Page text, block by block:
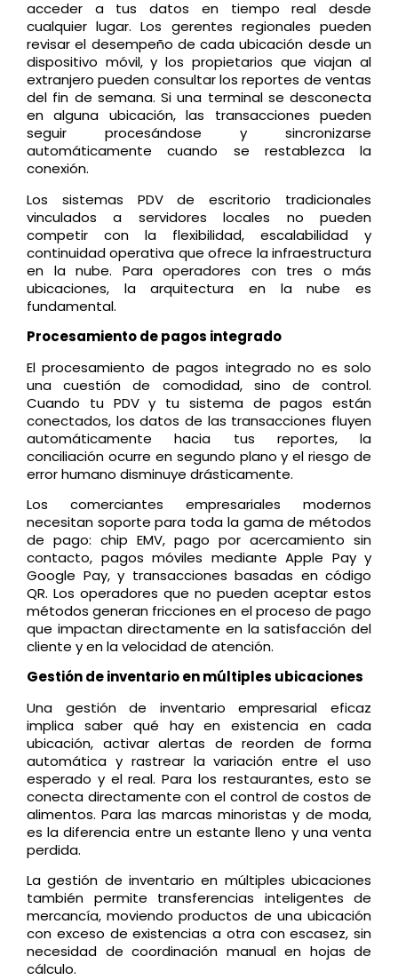
acceder a tus datos en tiempo real desde
cualquier lugar. Los gerentes regionales pueden
revisar el desempeño de cada ubicación desde un
dispositivo móvil, y los propietarios que viajan al
extranjero pueden consultar los reportes de ventas
del fin de semana. Si una terminal se desconecta
en alguna ubicación, las transacciones pueden
seguir procesándose y sincronizarse
automáticamente cuando se restablezca la
conexión.
Los sistemas PDV de escritorio tradicionales
vinculados a servidores locales no pueden
competir con la flexibilidad, escalabilidad y
continuidad operativa que ofrece la infraestructura
en la nube. Para operadores con tres o más
ubicaciones, la arquitectura en la nube es
fundamental.
Procesamiento de pagos integrado
El procesamiento de pagos integrado no es solo
una cuestión de comodidad, sino de control.
Cuando tu PDV y tu sistema de pagos están
conectados, los datos de las transacciones fluyen
automáticamente hacia tus reportes, la
conciliación ocurre en segundo plano y el riesgo de
error humano disminuye drásticamente.
Los comerciantes empresariales modernos
necesitan soporte para toda la gama de métodos
de pago: chip EMV, pago por acercamiento sin
contacto, pagos móviles mediante Apple Pay y
Google Pay, y transacciones basadas en código
QR. Los operadores que no pueden aceptar estos
métodos generan fricciones en el proceso de pago
que impactan directamente en la satisfacción del
cliente y en la velocidad de atención.
Gestión de inventario en múltiples ubicaciones
Una gestión de inventario empresarial eficaz
implica saber qué hay en existencia en cada
ubicación, activar alertas de reorden de forma
automática y rastrear la variación entre el uso
esperado y el real. Para los restaurantes, esto se
conecta directamente con el control de costos de
alimentos. Para las marcas minoristas y de moda,
es la diferencia entre un estante lleno y una venta
perdida.
La gestión de inventario en múltiples ubicaciones
también permite transferencias inteligentes de
mercancía, moviendo productos de una ubicación
con exceso de existencias a otra con escasez, sin
necesidad de coordinación manual en hojas de
cálculo.